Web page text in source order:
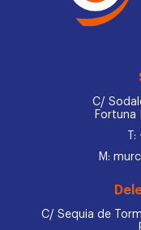
C/
Fortuna
M:
C/ Sequia de